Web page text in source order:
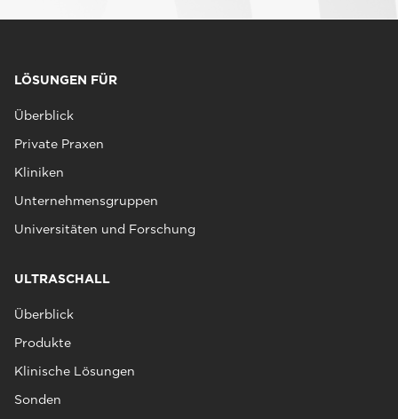
LÖSUNGEN FÜR
Überblick
Private Praxen
Kliniken
Unternehmensgruppen
Universitäten und Forschung
ULTRASCHALL
Überblick
Produkte
Klinische Lösungen
Sonden